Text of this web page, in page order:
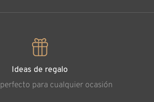
Ideas de regalo
para cualquier ocasión